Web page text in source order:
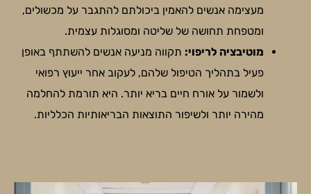
מעצימה אנשים להאמין ביכולתם להתגבר על מכשולים,
ומטפחת תחושה של שליטה ומסוגלות עצמית.
מוטיבציה לריפוי: תקווה מניעה אנשים להשתתף באופן
פעיל בתהליך הטיפול שלהם, לעקוב אחר ייעוץ רפואי
ולשמור על אורח חיים בריא יותר. היא תורמת להחלמה
מהירה יותר ולשיפור התוצאות הבריאותיות הכלליות.